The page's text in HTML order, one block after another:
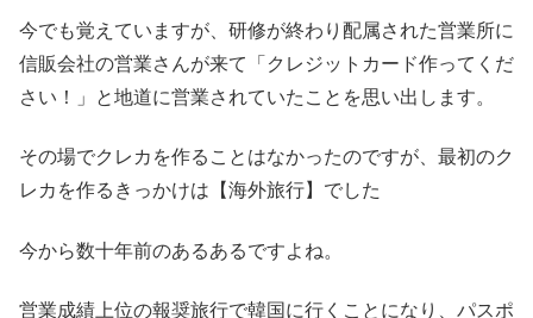
今でも覚えていますが、研修が終わり配属された営業所に
信販会社の営業さんが来て「クレジットカード作ってくだ
さい！」と地道に営業されていたことを思い出します。
その場でクレカを作ることはなかったのですが、最初のク
レカを作るきっかけは【海外旅行】でした
今から数十年前のあるあるですよね。
営業成績上位の報奨旅行で韓国に行くことになり、パスポ